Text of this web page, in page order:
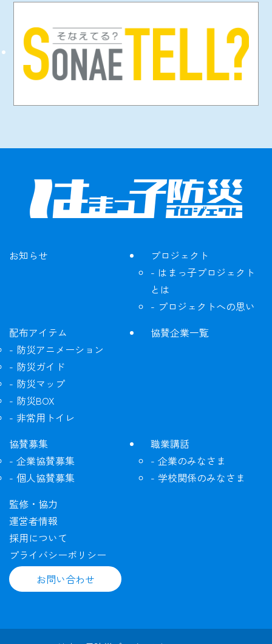
お知らせ
プロジェクト
はまっ子プロジェクト
とは
プロジェクトへの思い
配布アイテム
防災アニメーション
防災ガイド
防災マップ
防災BOX
非常用トイレ
協賛企業一覧
協賛募集
企業協賛募集
個人協賛募集
職業講話
企業のみなさま
学校関係のみなさま
監修・協力
運営者情報
採用について
プライバシーポリシー
お問い合わせ